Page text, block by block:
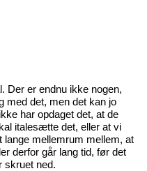
Der er endnu ikke nogen,
med det, men det kan jo
har opdaget det, at de
italesætte det, eller at vi
mellemrum mellem, at
derfor går lang tid, før det
skruet ned.